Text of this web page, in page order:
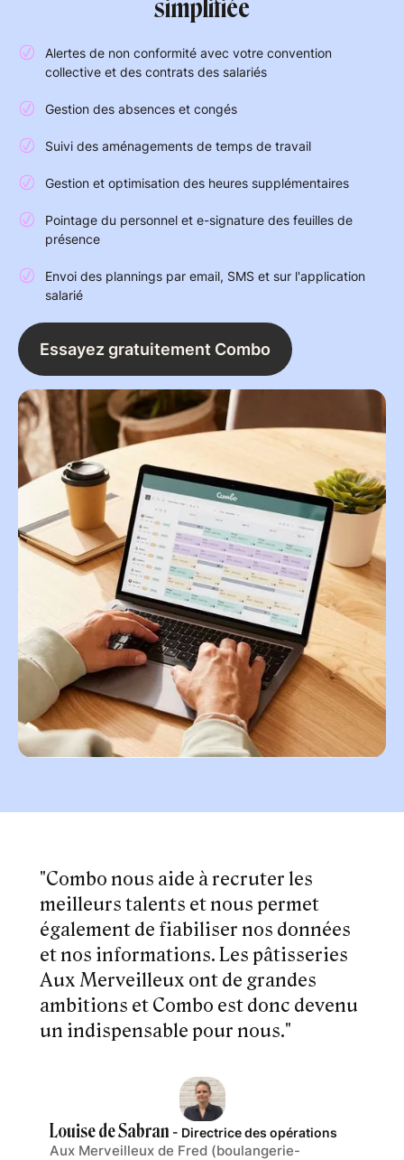
simplifiée
Alertes de non conformité avec votre convention
collective et des contrats des salariés
Gestion des absences et congés
Suivi des aménagements de temps de travail
Gestion et optimisation des heures supplémentaires
Pointage du personnel et e-signature des feuilles de
présence
Envoi des plannings par email, SMS et sur l'application
salarié
Essayez gratuitement Combo
"Combo nous aide à recruter les
meilleurs talents et nous permet
également de fiabiliser nos données
et nos informations. Les pâtisseries
Aux Merveilleux ont de grandes
ambitions et Combo est donc devenu
un indispensable pour nous."
Louise de Sabran - Directrice des opérations
Aux Merveilleux de Fred (boulangerie-